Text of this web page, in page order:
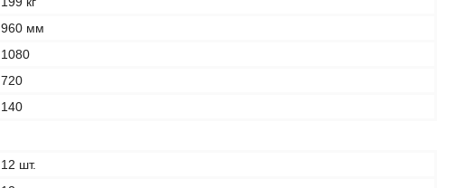
960 мм
1080
720
140
12 шт.